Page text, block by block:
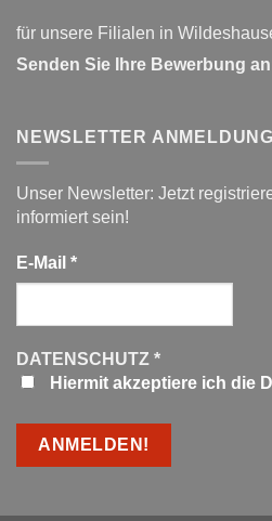
für unsere Filialen in
Senden Sie Ihre Bewerbung
NEWSLETTER ANMELDUNG
Unser Newsletter: Jetzt
informiert sein!
E-Mail *
DATENSCHUTZ *
Hiermit akzeptiere ich die